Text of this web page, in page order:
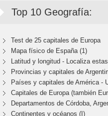
Top 10 Geografía:
Test de 25 capitales de Europa
Mapa físico de España (1)
Latitud y longitud - Localiza
Provincias y capitales de
Países y capitales de América -
Capitales de Europa (también
Departamentos de Córdoba,
Continentes y océanos (I)